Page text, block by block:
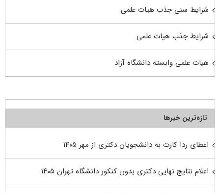
شرایط سنی جذب هیات علمی
شرایط جذب هیات علمی
هیات علمی وابسته دانشگاه آزاد
تازه‌ترین خبرها
اعطای ردا کارت به دانشجویان دکتری از مهر ۱۴۰۵
اعلام نتایج نهایی دکتری بدون کنکور دانشگاه تهران ۱۴۰۵